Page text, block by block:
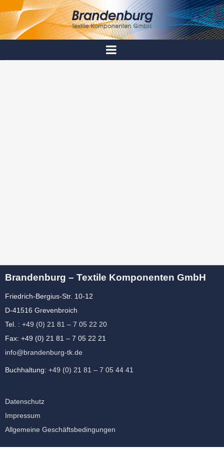
Brandenburg – Textile Komponenten GmbH
Friedrich-Bergius-Str. 10-12
D-41516 Grevenbroich
Tel. : +49 (0) 21 81 – 7 05 22 20
Fax: +49 (0) 21 81 – 7 05 22 21
info@brandenburg-tk.de
Buchhaltung: +49 (0) 21 81 – 7 05 44 41
Datenschutz
Impressum
Allgemeine Geschäftsbedingungen